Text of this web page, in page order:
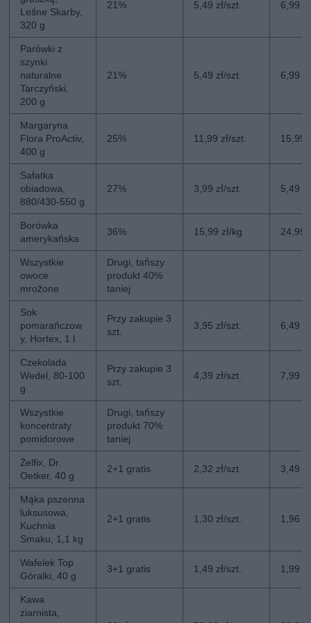
Leśne Skarby,
320 g
21% 5,49 zł/szt. 6,99
Parówki z
szynki
naturalne
Tarczyński,
200 g
21% 5,49 zł/szt. 6,99
Margaryna
Flora ProActiv,
400 g
25% 11,99 zł/szt. 15,99
Sałatka
obiadowa,
880/430-550 g
27% 3,99 zł/szt. 5,49
Borówka
amerykańska
36% 15,99 zł/kg 24,99
Wszystkie
owoce
mrożone
Drugi, tańszy
produkt 40%
taniej
Sok
pomarańczow
y, Hortex, 1 l
Przy zakupie 3
szt.
3,95 zł/szt. 6,49
Czekolada
Wedel, 80-100
g
Przy zakupie 3
szt.
4,39 zł/szt. 7,99
Wszystkie
koncentraty
pomidorowe
Drugi, tańszy
produkt 70%
taniej
Żelfix, Dr.
Oetker, 40 g
2+1 gratis 2,32 zł/szt. 3,49
Mąka pszenna
luksusowa,
Kuchnia
Smaku, 1,1 kg
2+1 gratis 1,30 zł/szt. 1,96
Wafelek Top
Góralki, 40 g
3+1 gratis 1,49 zł/szt. 1,99
Kawa
ziarnista,